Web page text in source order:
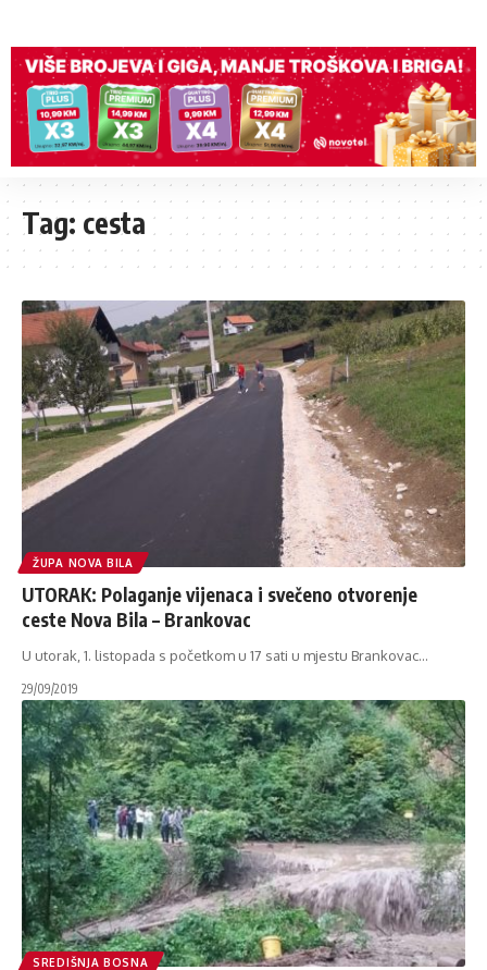
Tag: cesta
ŽUPA NOVA BILA
UTORAK: Polaganje vijenaca i svečeno otvorenje
ceste Nova Bila – Brankovac
U utorak, 1. listopada s početkom u 17 sati u mjestu Brankovac…
29/09/2019
SREDIŠNJA BOSNA